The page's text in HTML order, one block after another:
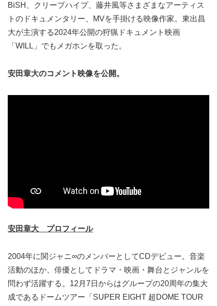
BiSH、クリープハイプ、藤井風等さまざまなアーティス
トのドキュメンタリー、MVを手掛ける映像作家。東出昌
大が主演する2024年公開の狩猟ドキュメント映画
「WILL」でもメガホンを取った。
安田章大のコメント映像を公開。
安田章大 プロフィール
2004年に関ジャニ∞のメンバーとしてCDデビュー。音楽
活動のほか、俳優としてドラマ・映画・舞台とジャンルを
問わず活躍する。12月7日からはグループの20周年の集大
成であるドームツアー「SUPER EIGHT 超DOME TOUR